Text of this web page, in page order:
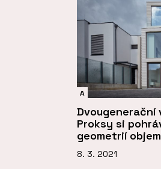
A
Dvougenerační
Proksy si
geometrií
8. 3. 2021